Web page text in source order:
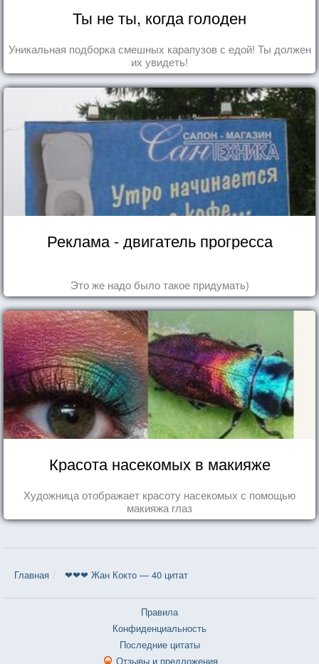
Ты не ты, когда голоден
Уникальная подборка смешных карапузов с едой! Ты должен
их увидеть!
Реклама - двигатель прогресса
Это же надо было такое придумать)
Красота насекомых в макияже
Художница отображает красоту насекомых с помощью
макияжа глаз
Главная ❤❤❤ Жан Кокто — 40 цитат
Правила
Конфиденциальность
Последние цитаты
Отзывы и предложения